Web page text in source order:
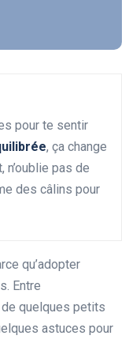
pour te sentir
, ça change
n’oublie pas de
des câlins pour
qu’adopter
Entre
quelques petits
astuces pour
personnel